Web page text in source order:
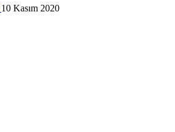
10 Kasım 2020